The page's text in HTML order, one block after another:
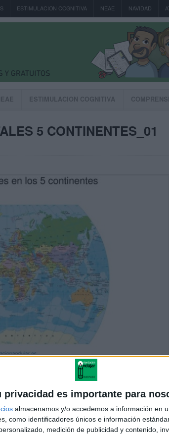
privacidad es importante para
almacenamos y/o accedemos a información en
como identificadores únicos e información
medición de publicidad y contenido,
ESTIMULACION COGNITIVA NEAE NAVIDAD
ESTIMULACION COGNITIVA
5 CONTINENTES_01